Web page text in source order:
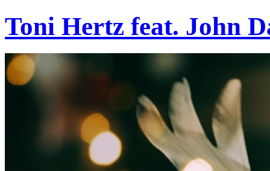
Toni Hertz feat. John